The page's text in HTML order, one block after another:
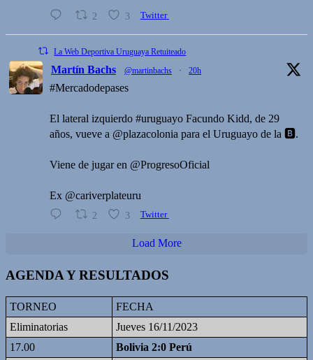
2 3 Twitter
La Web Deportiva Uruguaya Retuiteado
Martín Bachs @martinbachs · 20h
#Mercadodepases
El lateral izquierdo #uruguayo Facundo Kidd, de 29
años, vueve a @plazacolonia para el Uruguayo de la 🅱️.
Viene de jugar en @ProgresoOficial
Ex @cariverplateuru
2 3 Twitter
Load More
AGENDA Y RESULTADOS
TORNEO
FECHA
Eliminatorias
Jueves 16/11/2023
17.00
Bolivia 2:0 Perú